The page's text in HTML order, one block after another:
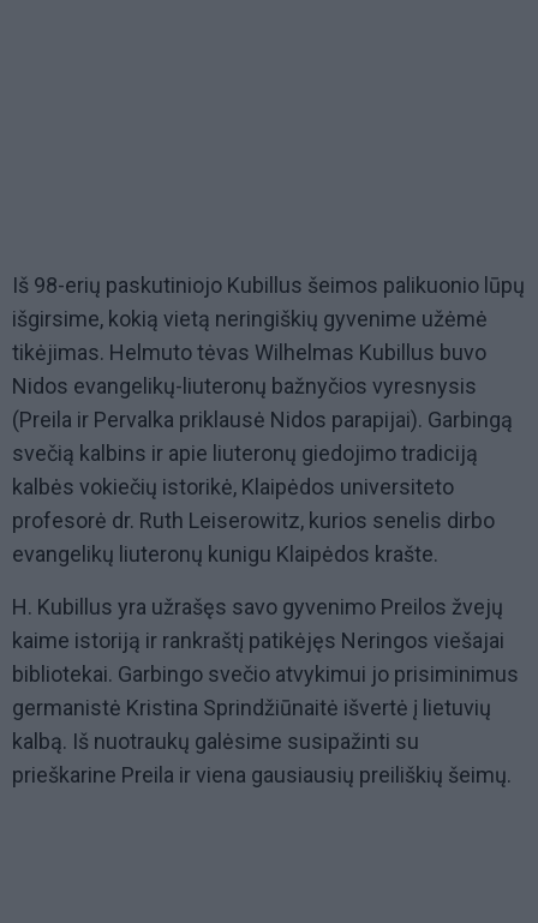
Iš 98-erių paskutiniojo Kubillus šeimos palikuonio lūpų
išgirsime, kokią vietą neringiškių gyvenime užėmė
tikėjimas. Helmuto tėvas Wilhelmas Kubillus buvo
Nidos evangelikų-liuteronų bažnyčios vyresnysis
(Preila ir Pervalka priklausė Nidos parapijai). Garbingą
svečią kalbins ir apie liuteronų giedojimo tradiciją
kalbės vokiečių istorikė, Klaipėdos universiteto
profesorė dr. Ruth Leiserowitz, kurios senelis dirbo
evangelikų liuteronų kunigu Klaipėdos krašte.
H. Kubillus yra užrašęs savo gyvenimo Preilos žvejų
kaime istoriją ir rankraštį patikėjęs Neringos viešajai
bibliotekai. Garbingo svečio atvykimui jo prisiminimus
germanistė Kristina Sprindžiūnaitė išvertė į lietuvių
kalbą. Iš nuotraukų galėsime susipažinti su
prieškarine Preila ir viena gausiausių preiliškių šeimų.